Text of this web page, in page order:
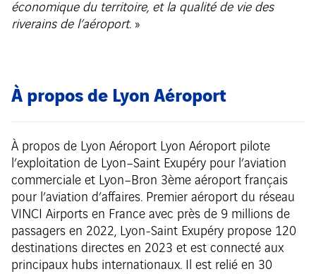
économique du territoire, et la qualité de vie des
riverains de l’aéroport. »
À propos de Lyon Aéroport
À propos de Lyon Aéroport Lyon Aéroport pilote
l’exploitation de Lyon–Saint Exupéry pour l’aviation
commerciale et Lyon–Bron 3ème aéroport français
pour l’aviation d’affaires. Premier aéroport du réseau
VINCI Airports en France avec près de 9 millions de
passagers en 2022, Lyon-Saint Exupéry propose 120
destinations directes en 2023 et est connecté aux
principaux hubs internationaux. Il est relié en 30